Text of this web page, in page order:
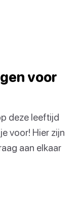
voor
deze leeftijd
voor! Hier zijn
aan elkaar